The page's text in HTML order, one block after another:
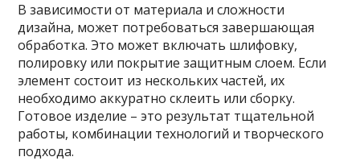
В зависимости от материала и сложности
дизайна, может потребоваться завершающая
обработка. Это может включать шлифовку,
полировку или покрытие защитным слоем. Если
элемент состоит из нескольких частей, их
необходимо аккуратно склеить или сборку.
Готовое изделие – это результат тщательной
работы, комбинации технологий и творческого
подхода.